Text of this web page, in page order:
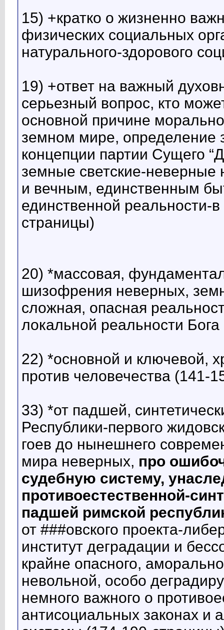
15) +кратко о жизненно
физических социальных
натурального-здорового
19) +ответ на важный
серьезный вопрос, кто
основной причине
земном мире, определение
концепции партии Сущего
земные светские-неверные
и вечным, единственным
единственной реальности-
страницы)
20) *массовая,
шизофрения неверных,
сложная, опасная
локальной реальности
22) *основной и ключевой,
против человечества (141-
33) *от падшей,
Республики-первого
гоев до нынешнего
мира неверных, про
судебную систему,
противоестественной-
падшей римской
от ###овского проекта-
институт деградации и
крайне опасного,
невольной, особо
немного важного о
антисоциальных законах и